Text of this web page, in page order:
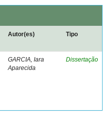
Autor(es) Tipo
GARCIA, Iara
Aparecida
Dissertação